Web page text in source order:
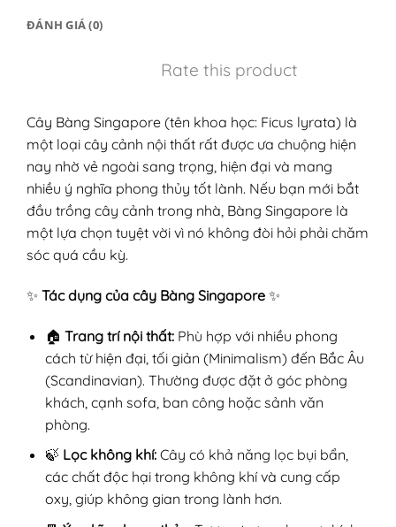
ĐÁNH GIÁ (0)
Rate this product
Cây Bàng Singapore (tên khoa học: Ficus lyrata) là
một loại cây cảnh nội thất rất được ưa chuộng hiện
nay nhờ vẻ ngoài sang trọng, hiện đại và mang
nhiều ý nghĩa phong thủy tốt lành. Nếu bạn mới bắt
đầu trồng cây cảnh trong nhà, Bàng Singapore là
một lựa chọn tuyệt vời vì nó không đòi hỏi phải chăm
sóc quá cầu kỳ.
✨ Tác dụng của cây Bàng Singapore ✨
🏠 Trang trí nội thất:Phù hợp với nhiều phong
cách từ hiện đại, tối giản (Minimalism) đến Bắc Âu
(Scandinavian). Thường được đặt ở góc phòng
khách, cạnh sofa, ban công hoặc sảnh văn
phòng.
🍃 Lọc không khí:Cây có khả năng lọc bụi bẩn,
các chất độc hại trong không khí và cung cấp
oxy, giúp không gian trong lành hơn.